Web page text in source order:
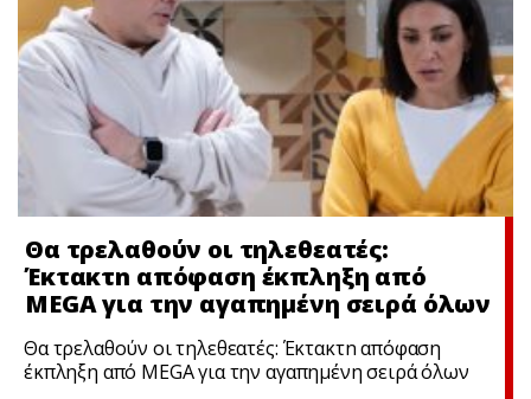
Θα τρελαθούν οι τηλεθεατές:
Έκτακτn απόφαση έκπληξη από
MEGA για την αγαπημένη σειρά όλων
Θα τρελαθούν οι τηλεθεατές: Έκτακτn απόφαση
έκπληξη από MEGA για την αγαπημένη σειρά όλων